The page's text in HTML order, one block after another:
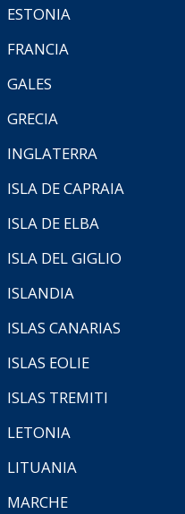
ESTONIA
FRANCIA
GALES
GRECIA
INGLATERRA
ISLA DE CAPRAIA
ISLA DE ELBA
ISLA DEL GIGLIO
ISLANDIA
ISLAS CANARIAS
ISLAS EOLIE
ISLAS TREMITI
LETONIA
LITUANIA
MARCHE